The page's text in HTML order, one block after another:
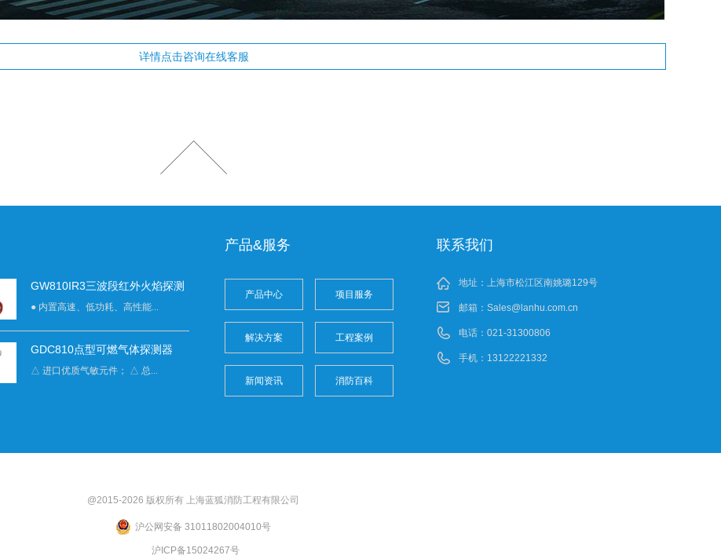
详情点击咨询在线客服
GW810IR3三波段红外火焰探测
● 内置高速、低功耗、高性能...
GDC810点型可燃气体探测器
△ 进口优质气敏元件； △ 总...
产品&服务
产品中心 项目服务
解决方案 工程案例
新闻资讯 消防百科
联系我们
地址：上海市松江区南姚璐129号
邮箱： Sales@lanhu.com.cn
电话：021-31300806
手机：13122221332
@2015-2026 版权所有 上海蓝狐消防工程有限公司
沪公网安备 31011802004010号
沪ICP备15024267号